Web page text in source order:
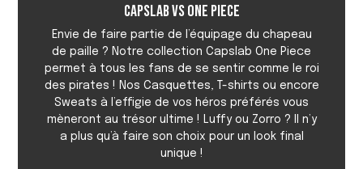
Capslab vs One Piece
Envie de faire partie de l’équipage du chapeau
de paille ? Notre collection Capslab One Piece
permet à tous les fans de se sentir comme le roi
des pirates ! Nos Casquettes, T-shirts ou encore
Sweats à l’effigie de vos héros préférés vous
mèneront au trésor ultime ! Luffy ou Zorro ? Il n’y
a plus qu’à faire son choix pour un look final
unique !